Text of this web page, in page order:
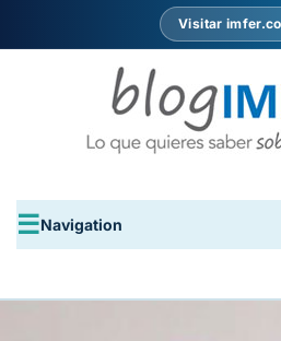
Visitar
Navigation